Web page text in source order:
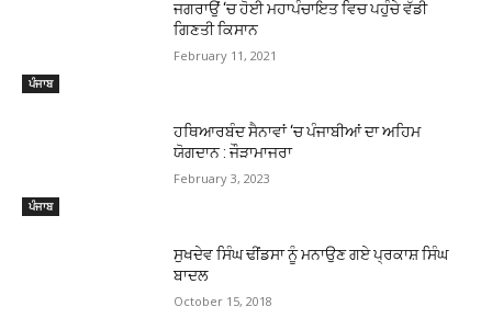
ਪੰਜਾਬ
ਜਗਰਾਉਂ ‘ਚ ਹੋਈ ਮਹਾਪੰਚਾਇਤ ਵਿਚ ਪਹੁੰਚੇ ਵੱਡੀ
ਗਿਣਤੀ ਕਿਸਾਨ
February 11, 2021
ਪੰਜਾਬ
ਹਥਿਆਰਬੰਦ ਸੈਨਾਵਾਂ ‘ਚ ਪੰਜਾਬੀਆਂ ਦਾ ਅਹਿਮ
ਯੋਗਦਾਨ : ਜੌੜਾਮਾਜਰਾ
February 3, 2023
ਸੁਖਦੇਵ ਸਿੰਘ ਢੀਂਡਸਾ ਨੂੰ ਮਨਾਉਣ ਗਏ ਪ੍ਰਕਾਸ਼ ਸਿੰਘ
ਬਾਦਲ
October 15, 2018